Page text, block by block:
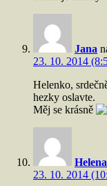
Jana
23. 10. 2014
Helenko,
hezky oslavte.
Měj se krásně
23. 10. 2014